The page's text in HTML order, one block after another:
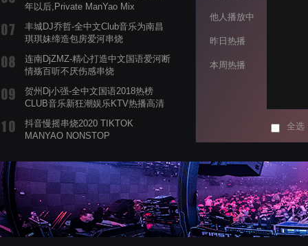
年以后,Private ManYao Mix
丰城DJ乔哲-全中文Club音乐为南昌
琪琪妹缔造包房爱河串烧
连南DjZMZ-精心打造中文国语爱河断
情殇百听不厌伤感串烧
贺州Dj小强-全中文国语2018热榜
CLUB音乐新狂潮娱乐KTV热播高清
抖音慢摇串烧2020 TIKTOK
MANYAO NONSTOP
蝉爸爸妈妈爱存在夏天的风是想你的
声音啊
他人播放中
昨日热播
本周热播
全选